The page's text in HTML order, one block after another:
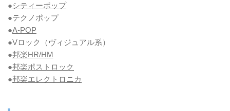
●シティーポップ
●テクノポップ
●A-POP
●Vロック
（ヴィジュアル系）
●邦楽HR/HM
●邦楽ポストロック
●邦楽エレクトロニカ